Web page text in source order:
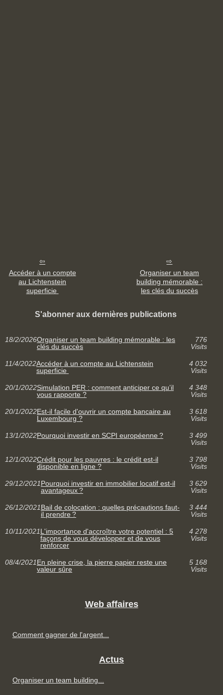
Accéder à un compte
au Lichtenstein
superficie
Organiser un team
building mémorable :
les clés du succès
S'abonner aux dernières publications
18/2/2026Organiser un team building mémorable : les
clés du succès
776
Visits
11/4/2022Accéder à un compte au Lichtenstein
superficie
4 032
Visits
20/1/2022Simulation PER : comment anticiper ce qu’il
vous rapporte ?
4 348
Visits
20/1/2022Est-il facile d'ouvrir un compte bancaire au
Luxembourg ?
3 618
Visits
13/1/2022Pourquoi investir en SCPI européenne ?
3 499
Visits
12/1/2022Crédit pour les pauvres : le crédit est-il
disponible en ligne ?
3 798
Visits
29/12/2021Pourquoi investir en immobilier locatif est-il
avantageux ?
3 629
Visits
26/12/2021Bail de colocation : quelles précautions faut-
il prendre ?
3 444
Visits
10/11/2021L'importance d'accroître votre potentiel : 5
façons de vous développer et de vous
renforcer
4 278
Visits
08/4/2021En pleine crise, la pierre papier reste une
valeur sûre
5 168
Visits
Web affaires
Comment gagner de l'argent...
Actus
Organiser un team building...